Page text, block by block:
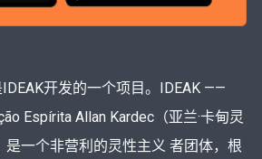
IDEAK开发的一个项目。IDEAK ——
Espírita Allan Kardec（亚兰·卡甸灵
是一个非营利的灵性主义 者团体，根